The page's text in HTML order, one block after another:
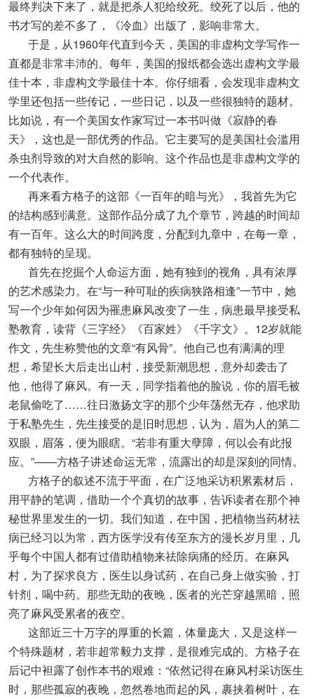
最终判决下来了，就是把杀人犯给绞死。绞死了以后，他的
书才写的差不多了，《冷血》出版了，影响非常大。
于是，从1960年代直到今天，美国的非虚构文学写作一
直都是非常丰沛的。每年，美国的报纸都会选出虚构文学最
佳十本，非虚构文学最佳十本。你仔细看，会发现非虚构文
学里还包括一些传记，一些日记，以及一些很独特的题材。
比如说，有一个美国女作家写过一本书叫做《寂静的春
天》，这也是一部优秀的作品。它主要写的是美国社会滥用
杀虫剂导致的对大自然的影响。这个作品也是非虚构文学的
一个代表作。
再来看方格子的这部《一百年的暗与光》，我首先为它
的结构感到满意。这部作品分成了九个章节，跨越的时间却
有一百年。这么大的时间跨度，分配到九章中，在每一章，
都有独特的呈现。
首先在挖掘个人命运方面，她有独到的视角，具有浓厚
的艺术感染力。在“与一种可耻的疾病狭路相逢”一节中，她
写一个少年如何因为罹患麻风改变了一生，病患最早接受私
塾教育，读背《三字经》《百家姓》《千字文》。12岁就能
作文，先生称赞他的文章“有风骨”。他自己也有满满的理
想，希望长大后走出山村，接受新潮思想，意外却袭击了
他，他得了麻风。有一天，同学指着他的脸说，你的眉毛被
老鼠偷吃了……往日激扬文字的那个少年荡然无存，他求助
于私塾先生，先生接受的是旧时思想，认为，眉为人的第二
双眼，眉落，便为眼瞎。“若非有重大孽障，何以会有此报
应。”——方格子讲述命运无常，流露出的却是深刻的同情。
方格子的叙述不流于平面，在广泛地采访积累素材后，
用平静的笔调，借助一个个真切的故事，告诉读者在那个神
秘世界里发生的一切。我们知道，在中国，把植物当药材祛
病已经习以为常，西方医学没有传至东方的漫长岁月里，几
乎每个中国人都有过借助植物来祛除病痛的经历。在麻风
村，为了探求良方，医生以身试药，在自己身上做实验，打
针剂，喝中药。那些无助的夜晚，医者的光芒穿越黑暗，照
亮了麻风受累者的夜空。
这部近三十万字的厚重的长篇，体量庞大，又是这样一
个特殊题材，若非超常毅力支撑，是很难完成的。方格子在
后记中袒露了创作本书的艰难：“依然记得在麻风村采访医生
时，那些孤寂的夜晚，忽然卷地而起的风，裹挟着树叶，在